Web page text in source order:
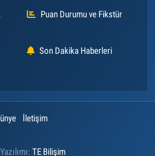
Puan Durumu ve Fikstür
Son Dakika Haberleri
İletişim
TE Bilişim